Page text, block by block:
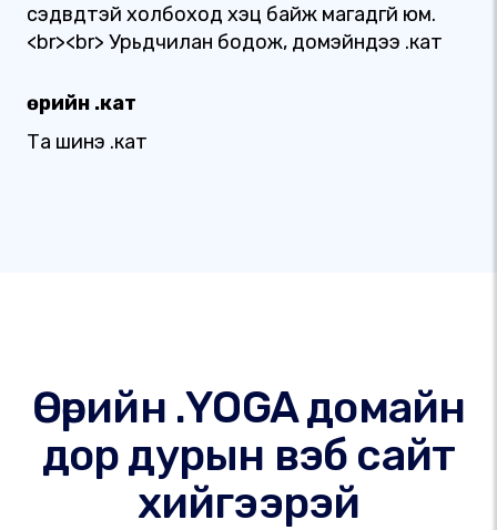
сэдвүүдтэй холбоход хэцүү байж магадгүй юм.
<br><br> Урьдчилан бодож, домэйндээ .кат
Өөрийн .кат
Та шинэ .кат
Өөрийн .YOGA домайн
дор дурын вэб сайт
хийгээрэй